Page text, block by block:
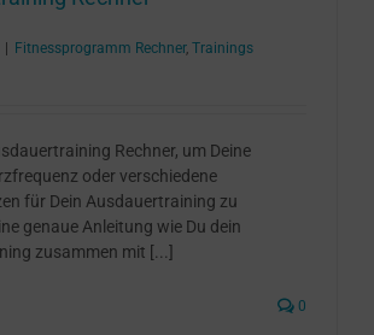
| Fitnessprogramm Rechner, Trainings
Rechner, um Deine
oder verschiedene
für Dein Ausdauertraining zu
genaue Anleitung wie Du dein
zusammen mit [...]
0